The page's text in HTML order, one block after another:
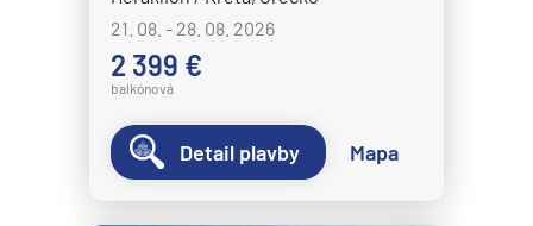
21. 08. - 28. 08. 2026
2 399 €
balkónová
Detail plavby Mapa